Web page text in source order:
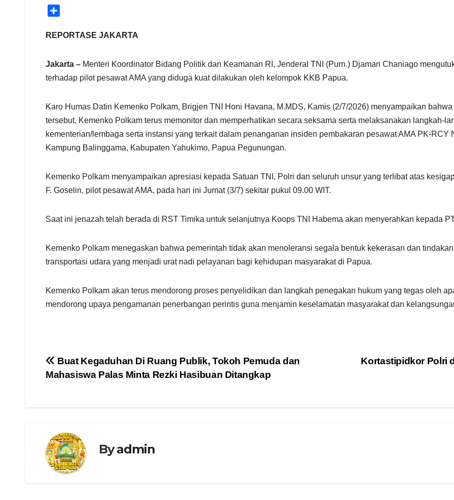
a
REPORTASE JAKARTA
Jakarta – Menteri Koordinator Bidang Politik dan Keamanan RI, Jenderal TNI (Purn.) Djamari Chaniago
terhadap pilot pesawat AMA yang diduga kuat dilakukan oleh kelompok KKB Papua.
Karo Humas Datin Kemenko Polkam, Brigjen TNI Honi Havana, M.MDS, Kamis (2/7/2026) menyampaikan
tersebut, Kemenko Polkam terus memonitor dan memperhatikan secara seksama serta melaksanakan langkah-
kementerian/lembaga serta instansi yang terkait dalam penanganan insiden pembakaran pesawat AMA PK-
Kampung Balinggama, Kabupaten Yahukimo, Papua Pegunungan.
Kemenko Polkam menyampaikan apresiasi kepada Satuan TNI, Polri dan seluruh unsur yang terlibat atas
F. Goselin, pilot pesawat AMA, pada hari ini Jumat (3/7) sekitar pukul 09.00 WIT.
Saat ini jenazah telah berada di RST Timika untuk selanjutnya Koops TNI Habema akan menyerahkan kepada
Kemenko Polkam menegaskan bahwa pemerintah tidak akan menoleransi segala bentuk kekerasan dan
transportasi udara yang menjadi urat nadi pelayanan bagi kehidupan masyarakat di Papua.
Kemenko Polkam akan terus mendorong proses penyelidikan dan langkah penegakan hukum yang tegas oleh
mendorong upaya pengamanan penerbangan perintis guna menjamin keselamatan masyarakat dan
Navigasi
Kortastipidkor Polri
Buat Kegaduhan Di Ruang Publik, Tokoh Pemuda dan
Mahasiswa Palas Minta Rezki Hasibuan Ditangkap
Byadmin